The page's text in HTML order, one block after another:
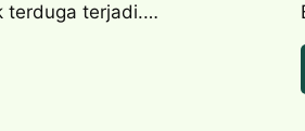
terduga terjadi.…